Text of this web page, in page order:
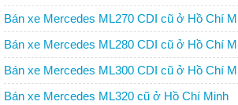
Bán xe Mercedes ML270 CDI cũ ở Hồ Chí
Bán xe Mercedes ML280 CDI cũ ở Hồ Chí
Bán xe Mercedes ML300 CDI cũ ở Hồ Chí
Bán xe Mercedes ML320 cũ ở Hồ Chí Minh